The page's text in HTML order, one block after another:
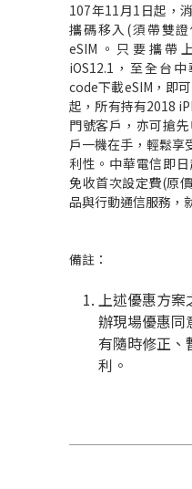
107年11月1 日起，
攜碼移入 (須帶雙
eSIM 。只要攜帶
iOS12.1 ，至全台
code下載eSIM ，即
起，所有持有2018
門號客戶，亦可搶
戶一機在手，輕鬆享
利性。中華電信即
免收首次設定費(原價
品與行動通信服務，
備註：
上述優惠方案
辦現場優惠同
有隨時修正、
利。